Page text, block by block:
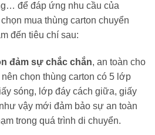
để đáp ứng nhu cầu của
mua thùng carton chuyển
đến tiêu chí sau:
đảm sự chắc chắn, an toàn cho
chọn thùng carton có 5 lớp
sóng, lớp đáy cách giữa, giấy
vậy mới đảm bảo sự an toàn
trong quá trình di chuyển.